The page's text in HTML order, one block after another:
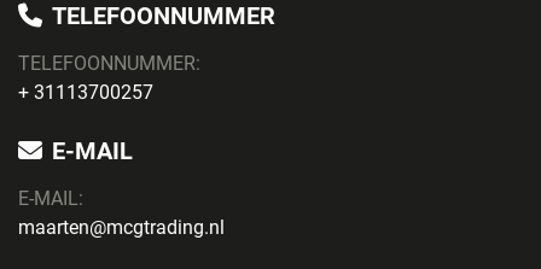
TELEFOONNUMMER
TELEFOONNUMMER:
+ 31113700257
E-MAIL
E-MAIL:
maarten@mcgtrading.nl